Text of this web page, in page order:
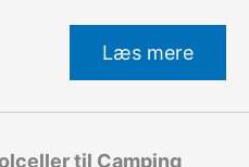
Læs mere
til Camping